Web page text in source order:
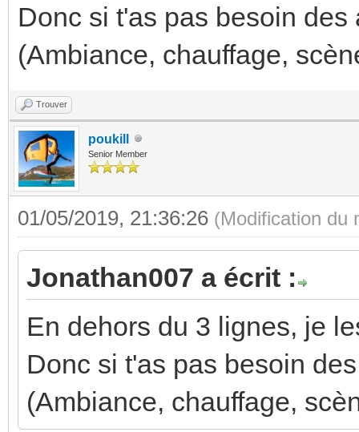
Donc si t'as pas besoin
(Ambiance, chauffage,
Trouver
poukill
Senior Member
01/05/2019, 21:36:26 (Modification du
Jonathan007 a écrit :
En dehors du 3 lignes, je
Donc si t'as pas besoin
(Ambiance, chauffage,